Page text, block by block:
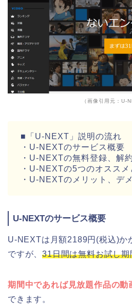
（画像引用元：U-
■「U-NEXT」説明の流れ
・U-NEXTのサービス概要
・U-NEXTの無料登録、解
・U-NEXTの5つのオススメ
・U-NEXTのメリット、デ
U-NEXTのサービス概要
U-NEXTは月額2189円(税込)か
ですが、31日間は無料お試し期
期間中であれば見放題作品の動
できます。